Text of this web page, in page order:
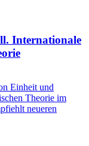
Internationale
Einheit und
Theorie im
neueren